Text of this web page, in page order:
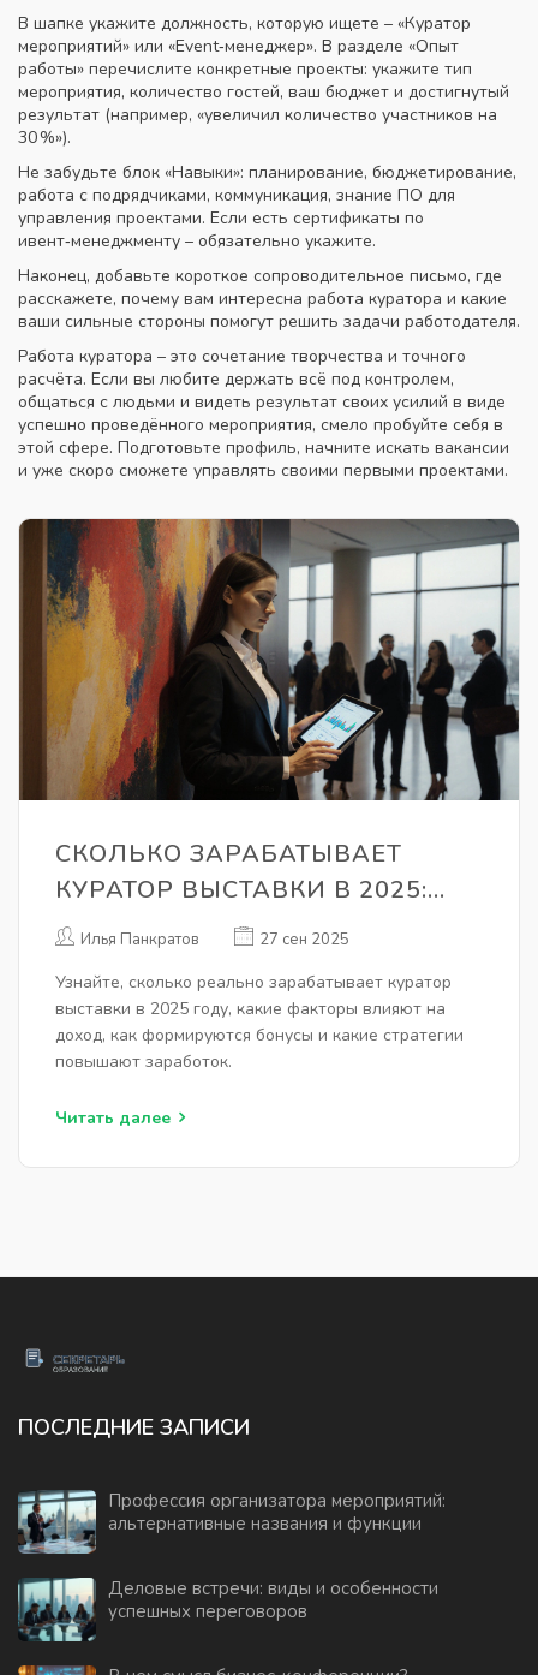
В шапке укажите должность, которую ищете – «Куратор
мероприятий» или «Event‑менеджер». В разделе «Опыт
работы» перечислите конкретные проекты: укажите тип
мероприятия, количество гостей, ваш бюджет и достигнутый
результат (например, «увеличил количество участников на
30 %»).
Не забудьте блок «Навыки»: планирование, бюджетирование,
работа с подрядчиками, коммуникация, знание ПО для
управления проектами. Если есть сертификаты по
ивент‑менеджменту – обязательно укажите.
Наконец, добавьте короткое сопроводительное письмо, где
расскажете, почему вам интересна работа куратора и какие
ваши сильные стороны помогут решить задачи работодателя.
Работа куратора – это сочетание творчества и точного
расчёта. Если вы любите держать всё под контролем,
общаться с людьми и видеть результат своих усилий в виде
успешно проведённого мероприятия, смело пробуйте себя в
этой сфере. Подготовьте профиль, начните искать вакансии
и уже скоро сможете управлять своими первыми проектами.
СКОЛЬКО ЗАРАБАТЫВАЕТ
КУРАТОР ВЫСТАВКИ В 2025:
ЗАРПЛАТА, БОНУСЫ И
Илья Панкратов 27 сен 2025
Узнайте, сколько реально зарабатывает куратор
выставки в 2025 году, какие факторы влияют на
доход, как формируются бонусы и какие стратегии
повышают заработок.
Читать далее
ПОСЛЕДНИЕ ЗАПИСИ
Профессия организатора мероприятий:
альтернативные названия и функции
Деловые встречи: виды и особенности
успешных переговоров